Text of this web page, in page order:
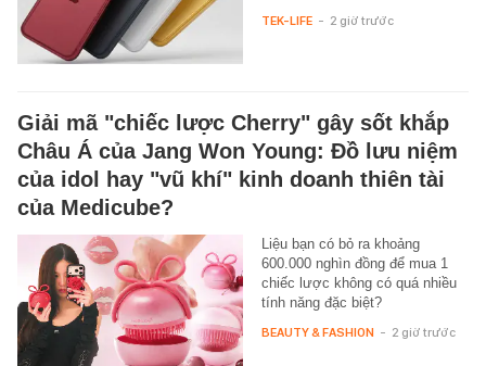
TEK-LIFE - 2 giờ trước
Giải mã "chiếc lược Cherry" gây sốt khắp
Châu Á của Jang Won Young: Đồ lưu niệm
của idol hay "vũ khí" kinh doanh thiên tài
của Medicube?
Liệu bạn có bỏ ra khoảng
600.000 nghìn đồng để mua 1
chiếc lược không có quá nhiều
tính năng đặc biệt?
BEAUTY & FASHION - 2 giờ trước